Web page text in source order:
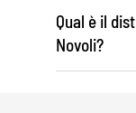
Qual è il
Novoli?